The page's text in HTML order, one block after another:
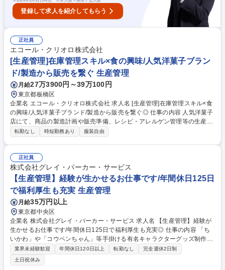
登録して求人を紹介してもらう
正社員
エコール・クリオロ株式会社
[生産管理]在庫管理スキル×食の興味/人気洋菓子ブラン
ド/製造から販売を繋ぐ 生産管理
月給27万3900円～39万100円
東京都板橋区
企業名 エコール・クリオロ株式会社 求人名 [生産管理]在庫管理スキル×食
の興味/人気洋菓子ブランド/製造から販売を繋ぐ◎ 仕事の内容 人気洋菓子
店にて、商品の製造計画や販売準備、レシピ・アレルゲン管理等の生産管
理業務をお任せします。関係部署や外部業者と円滑に連携し製造から販売
調整 ■商品販売準備：商品カルテ・食品表示の作成や確認、売価設定・価
格改定準備、プライスカード作成■レシピ・アレルゲン管理：材料企画書
取り寄せ、情報更新等■その他：材料発注補助、毎月の棚卸補助等 ※手作
り製造現場特有の業務のため、現場状況に応じた柔軟な対応が必要です。
募集職種 [生産管理]在庫管理スキル×食の興味/人気洋菓子ブランド/製造か
ら販売を繋ぐ◎
転勤なし 時短勤務あり 服装自由
正社員
株式会社グレイ・パーカー・サービス
【生産管理】経験が生かせるお仕事です/年間休日125日
で福利厚生も充実 生産管理
月給35万円以上
東京都中央区
企業名 株式会社グレイ・パーカー・サービス 求人名 【生産管理】経験が
生かせるお仕事です/年間休日125日で福利厚生も充実◎ 仕事の内容 「ち
いかわ」や「コウペンちゃん」等手掛ける有名キャラクターグッズ制作を
手掛ける当社において、ぬいぐるみを中心にキャラクター雑貨の「生産管
理担当」ポジションを募集します。 ■企画～納品までの進行・スケジュー
ル管理 ■仕入れ先や工場との納期や品質に関するやりとり・交渉 ■発注業
業界未経験歓迎 年間休日120日以上 転勤なし
完全週休2日制
土日祝休み